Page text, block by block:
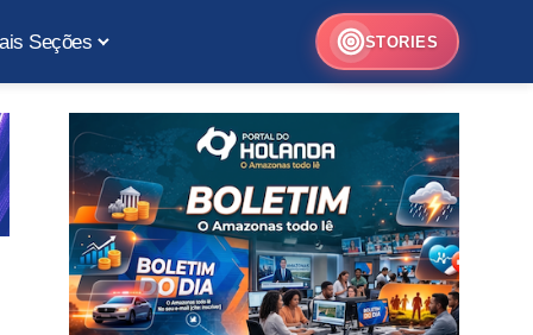
Seções STORIES